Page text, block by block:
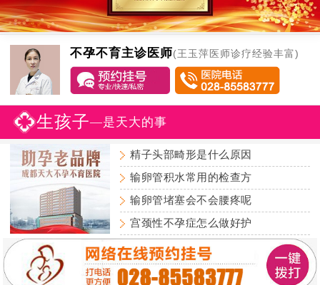
不孕不育主诊医师(王玉萍医师诊疗经验丰富)
生孩子—是天大的事
精子头部畸形是什么原因
输卵管积水常用的检查方
输卵管堵塞会不会腰疼呢
宫颈性不孕症怎么做好护